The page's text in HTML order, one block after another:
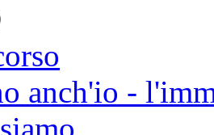
anch'io -